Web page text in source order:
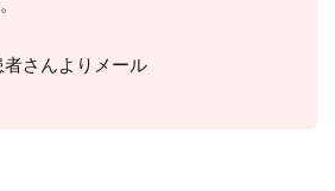
さんよりメール